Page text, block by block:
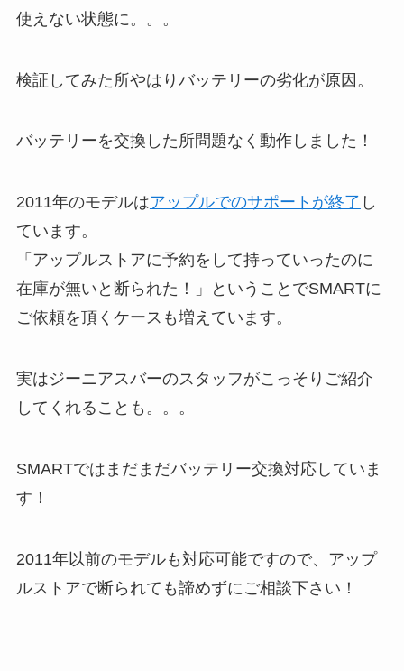
使えない状態に。。。
検証してみた所やはりバッテリーの劣化が原因。
バッテリーを交換した所問題なく動作しました！
2011年のモデルはアップルでのサポートが終了 し
ています。
「アップルストアに予約をして持っていったのに
在庫が無いと断られた！」ということでSMARTに
ご依頼を頂くケースも増えています。
実はジーニアスバーのスタッフがこっそりご紹介
してくれることも。。。
SMARTではまだまだバッテリー交換対応していま
す！
2011年以前のモデルも対応可能ですので、アップ
ルストアで断られても諦めずにご相談下さい！